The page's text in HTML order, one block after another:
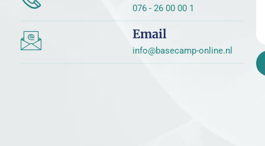
076 - 26 00 00 1
Email
info@basecamp-online.nl